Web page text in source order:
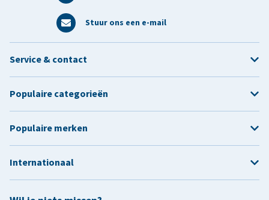
Stuur ons een e-mail
Service & contact
Populaire categorieën
Populaire merken
Internationaal